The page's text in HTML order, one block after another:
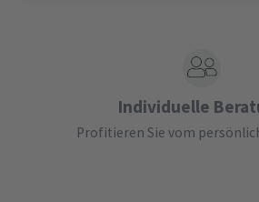
Individuelle
Profitieren Sie vom